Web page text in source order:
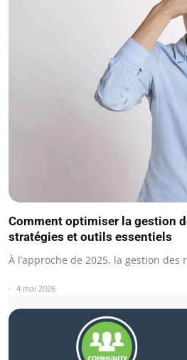
Comment optimiser la gestion
stratégies et outils essentiels
À l’approche de 2025, la gestion
4 mai 2026